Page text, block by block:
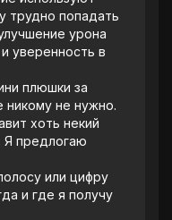
трудно попадать
урона
уверенность в
плюшки за
никому не нужно.
хоть некий
Я предлогаю
или цифру
и где я получу